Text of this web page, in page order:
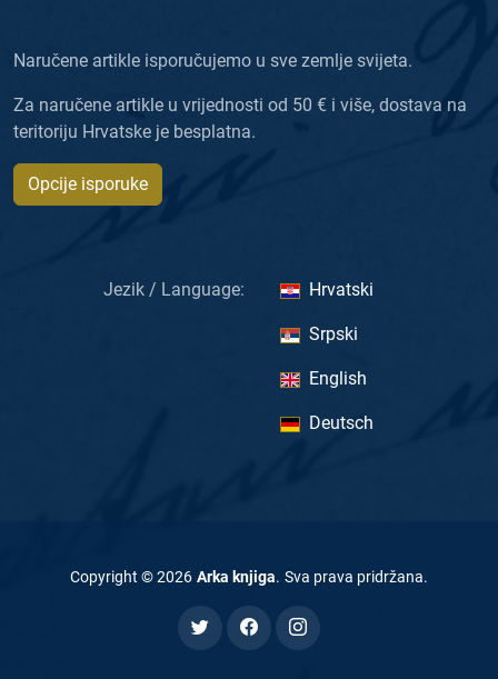
Naručene artikle isporučujemo u sve zemlje svijeta.
Za naručene artikle u vrijednosti od 50 € i više, dostava na
teritoriju Hrvatske je besplatna.
Opcije isporuke
Jezik / Language: Hrvatski
Srpski
English
Deutsch
Copyright ©2026 Arka knjiga. Sva prava pridržana.